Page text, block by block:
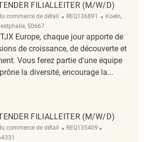
FILIALLEITER (M/W/D)
commerce de détail ReqId
REQ136891 Emplacement
Koeln,
50667
Europe, chaque jour apporte de
de croissance, de découverte et
Vous ferez partie d'une équipe
la diversité, encourage la...
Filialleiter (m/w/d) REQ136891
FILIALLEITER (M/W/D)
commerce de détail ReqId
REQ135409